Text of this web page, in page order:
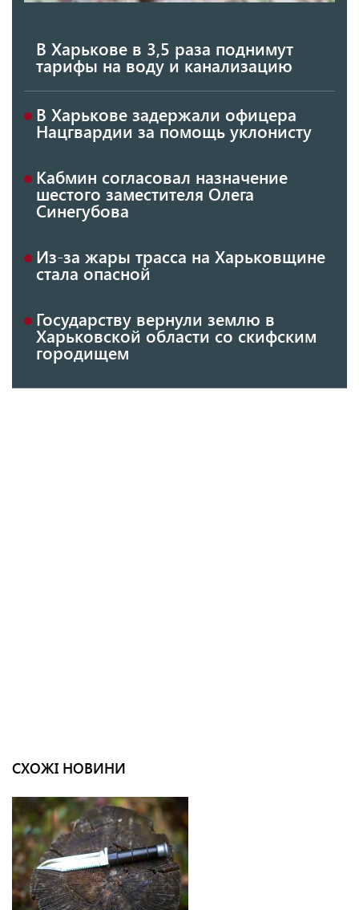
В Харькове в 3,5 раза поднимут
тарифы на воду и канализацию
В Харькове задержали офицера
Нацгвардии за помощь уклонисту
Кабмин согласовал назначение
шестого заместителя Олега
Синегубова
Из-за жары трасса на Харьковщине
стала опасной
Государству вернули землю в
Харьковской области со скифским
городищем
СХОЖІ НОВИНИ